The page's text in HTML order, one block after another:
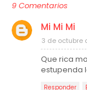
9 Comentarios
Mi Mi Mi
3 de octubre
Que rica
estupenda
Responder